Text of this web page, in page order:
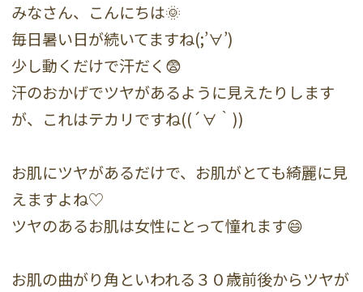
みなさん、こんにちは🌞
毎日暑い日が続いてますね(;’∀’)
少し動くだけで汗だく😨
汗のおかげでツヤがあるように見えたりします
が、これはテカリですね((´∀｀))
お肌にツヤがあるだけで、お肌がとても綺麗に見
えますよね♡
ツヤのあるお肌は女性にとって憧れます😄
お肌の曲がり角といわれる３０歳前後からツヤが